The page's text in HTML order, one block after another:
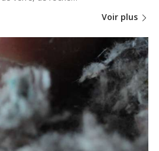
Voir plus